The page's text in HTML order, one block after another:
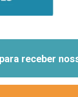
receber